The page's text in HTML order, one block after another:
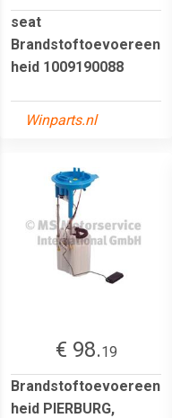
seat
Brandstoftoevoereen
heid 1009190088
Winparts.nl
€ 98.19
Brandstoftoevoereen
heid PIERBURG,